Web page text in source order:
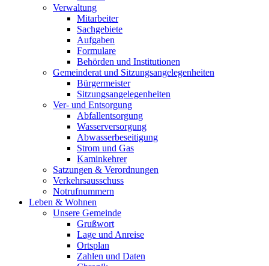
Verwaltung
Mitarbeiter
Sachgebiete
Aufgaben
Formulare
Behörden und Institutionen
Gemeinderat und Sitzungsangelegenheiten
Bürgermeister
Sitzungsangelegenheiten
Ver- und Entsorgung
Abfallentsorgung
Wasserversorgung
Abwasserbeseitigung
Strom und Gas
Kaminkehrer
Satzungen & Verordnungen
Verkehrsausschuss
Notrufnummern
Leben & Wohnen
Unsere Gemeinde
Grußwort
Lage und Anreise
Ortsplan
Zahlen und Daten